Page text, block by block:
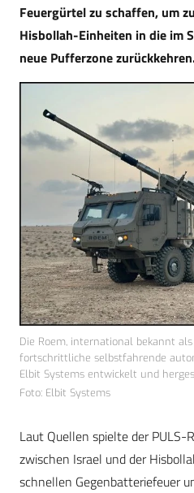
Feuergürtel zu schaffen, um
Hisbollah-Einheiten in die im
neue Pufferzone
Die Roem, international bekannt als
fortschrittliche selbstfahrende
Elbit Systems entwickelt und
Foto: Elbit Systems
Laut Quellen spielte der PULS-
zwischen Israel und der
schnellen Gegenbatteriefeuer